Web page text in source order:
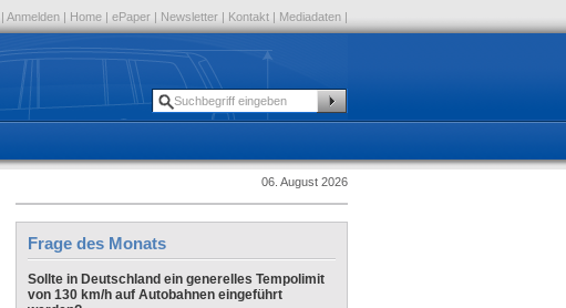
| Anmelden | Home | ePaper | Newsletter | Kontakt | Mediadaten |
06. August 2026
Frage des Monats
Sollte in Deutschland ein generelles Tempolimit
von 130 km/h auf Autobahnen eingeführt